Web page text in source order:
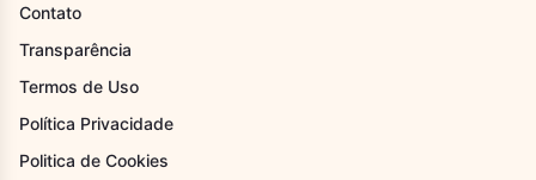
Contato
Transparência
Termos de Uso
Política Privacidade
Politica de Cookies